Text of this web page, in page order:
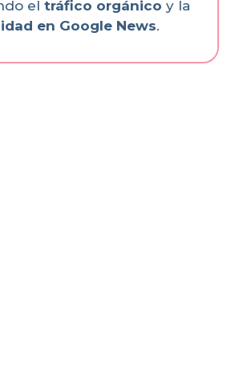
el tráfico orgánico y la
en Google News.